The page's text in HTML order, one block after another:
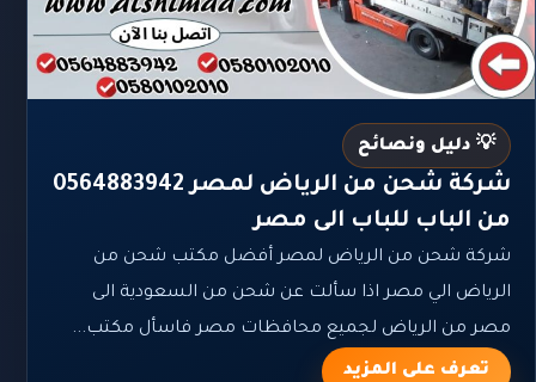
💡 دليل ونصائح
شركة شحن من الرياض لمصر 0564883942
من الباب للباب الى مصر
شركة شحن من الرياض لمصر أفضل مكتب شحن من
الرياض الي مصر اذا سألت عن شحن من السعودية الى
مصر من الرياض لجميع محافظات مصر فاسأل مكتب...
تعرف على المزيد